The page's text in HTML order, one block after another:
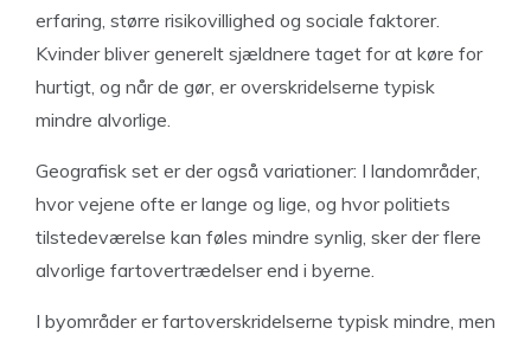
erfaring, større risikovillighed og sociale faktorer.
Kvinder bliver generelt sjældnere taget for at køre for
hurtigt, og når de gør, er overskridelserne typisk
mindre alvorlige.
Geografisk set er der også variationer: I landområder,
hvor vejene ofte er lange og lige, og hvor politiets
tilstedeværelse kan føles mindre synlig, sker der flere
alvorlige fartovertrædelser end i byerne.
I byområder er fartoverskridelserne typisk mindre, men